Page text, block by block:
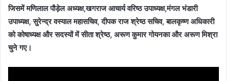
जिसमें मणिलाल पौड़ेल अध्यक्ष,खगराज आचार्य वरिष्ठ उपाध्यक्ष,मंगल भंडारी
उपाध्यक्ष, सुरेन्द्र वस्याल महासचिव, दीपक राज श्रेष्ठ सचिव, बालकृष्ण अधिकारी
को कोषाध्यक्ष और सदस्यों में सीता श्रेष्ठ, अरूण कुमार गोयनका और अरूण मिश्रा
चुने गए।